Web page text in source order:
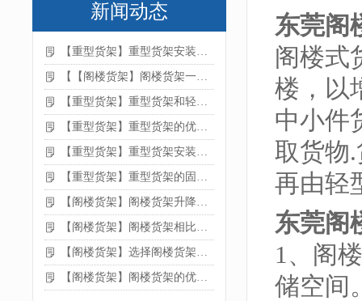
新闻动态
【重型货架】重型货架安装注意事项
【【阁楼货架】阁楼货架一般有哪些用途
【重型货架】重型货架和轻型货架的区别是什么
【重型货架】重型货架的优缺点
【重型货架】重型货架安装需要注意什么？
【重型货架】重型货架的固定方法
【阁楼货架】阁楼货架升降机需要注意哪些
【阁楼货架】阁楼货架相比传统货架的优势是什么
【阁楼货架】选择阁楼货架的好处？
【阁楼货架】阁楼货架的优点是什么
东莞阁
阁楼式
楼，以
中小件
取货物
再由轻
东莞阁
1、阁
储空间